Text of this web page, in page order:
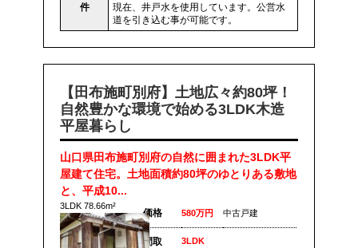
件
現在、井戸水を使用しています。公営水
道を引き込む事が可能です。
【田布施町別府】土地広々約80坪！
自然豊かな環境で始める3LDK木造
平屋暮らし
山口県田布施町別府の自然に囲まれた3LDK平
屋建て住宅。土地面積約80坪のゆとりある敷地
と、平成10...
3LDK 78.66m²
価格 580万円 中古戸建
間取 3LDK